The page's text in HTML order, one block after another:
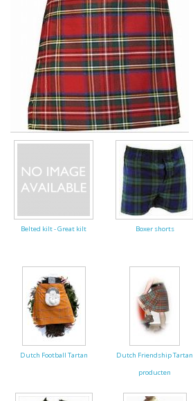
AFGEPRIJST - UITVERKOOP
Belted kilt - Great kilt Boxer shorts
Dutch Football Tartan
Dutch Friendship Tartan
producten